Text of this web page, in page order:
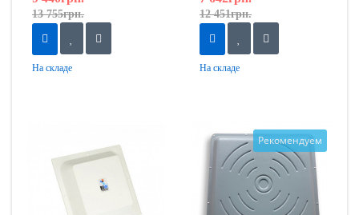
13 755грн.
На складе
12 451грн.
На складе
Рекомендуем